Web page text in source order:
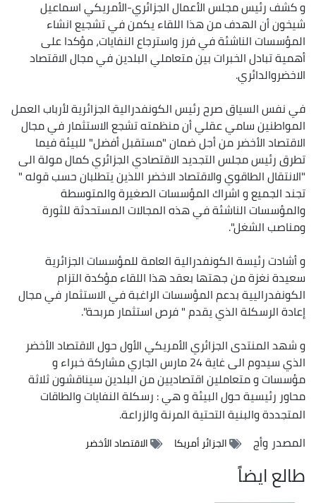
و كشف رئيس مجلس الأعمال الجزائري-الأمريكي اسماعيل
شيخون أن الهدف من هذا اللقاء يكمن في تشجيع انشاء
المؤسسات الناشئة في فرز واسترجاع النفايات، مؤكدا على
أهمية تبادل الخبرات بين متعاملي البلدين في مجال الاقتصاد
الاخضروالدائري.
في نفس السياق صرح رئيس الكونفدرالية الجزائرية لأرباب العمل
المواطنين سامي عقلي أن منظمته تشجع الاستثمار في مجال
الاقتصاد الأخضر من أجل ضمان "مستقبل أفضل" للبيئة فيما
تطرق رئيس مجلس التجديد الاقتصادي الجزائري كمال مولة الى
"الانتقال الطاقوي والاقتصاد الاخضر اللذين يتطلبان حسب قوله "
تجند الجميع و اشراك المؤسسات الصغيرة والمتوسطة
والمؤسسات الناشئة في هذه المجالات المستحدثة للثورة
ومناصب الشغل".
و أشادت رئيسة الكونفدرالية العامة للمؤسسات الجزائرية
سعيدة نغزة من جهتها بعقد هذا اللقاء مؤكدة التزام
الكونفدراليية بدعم المؤسسات الراغبة في الاستثمار في مجال
إعادة الرسكلة الذي يقدم " فرص استثمار مربحة".
و شهد المنتدى الجزائري الأمريكي الأول حول الاقتصاد الأخضر
الذي سيدوم الى غاية 24 مارس الجاري مشاركة خبراء و
مؤسسات و متعاملين اقتصاديين من البلدين سيناقشون ثلاثة
محاور رئيسية حول البيئة و هي : رسكلة النفايات والطاقات
المتجددة والبنية التحتية المرنة والزراعة.
المصدروأج الجزائر أمريكا الاقتصاد الأخضر
طالع ايضاً